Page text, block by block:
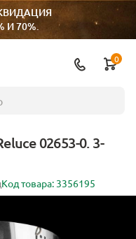
И 70%.
0
02653-0. 3-
Код товара: 3356195